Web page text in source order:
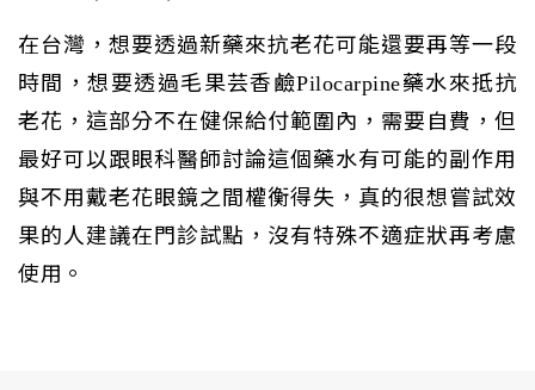
在台灣，想要透過新藥來抗老花可能還要再等一段
時間，想要透過毛果芸香鹼Pilocarpine藥水來抵抗
老花，這部分不在健保給付範圍內，需要自費，但
最好可以跟眼科醫師討論這個藥水有可能的副作用
與不用戴老花眼鏡之間權衡得失，真的很想嘗試效
果的人建議在門診試點，沒有特殊不適症狀再考慮
使用。